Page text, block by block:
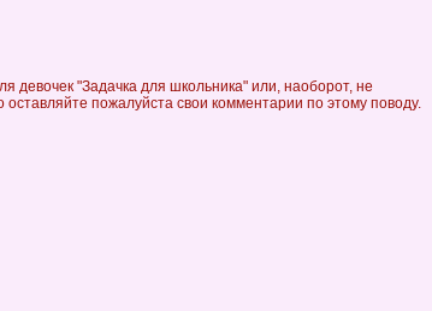
девочек "Задачка для школьника" или, наоборот, не
пожалуйста свои комментарии по этому поводу.